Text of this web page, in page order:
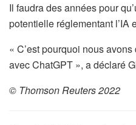
Il faudra des années pour
potentielle réglementant l’IA
« C’est pourquoi nous
avec ChatGPT », a déclaré
© Thomson Reuters 2022